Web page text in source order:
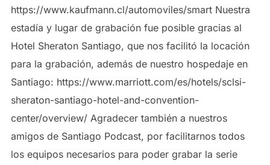
https://www.kaufmann.cl/automoviles/smart Nuestra
estadía y lugar de grabación fue posible gracias al
Hotel Sheraton Santiago, que nos facilitó la locación
para la grabación, además de nuestro hospedaje en
Santiago: https://www.marriott.com/es/hotels/sclsi-
sheraton-santiago-hotel-and-convention-
center/overview/ Agradecer también a nuestros
amigos de Santiago Podcast, por facilitarnos todos
los equipos necesarios para poder grabar la serie